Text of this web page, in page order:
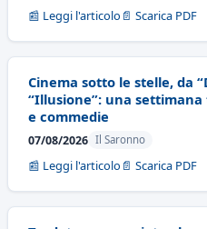
📰 Leggi l'articolo 📄 Scarica PDF
Cinema sotto le stelle, da
“Illusione”: una
e commedie
07/08/2026 Il Saronno
📰 Leggi l'articolo 📄 Scarica PDF